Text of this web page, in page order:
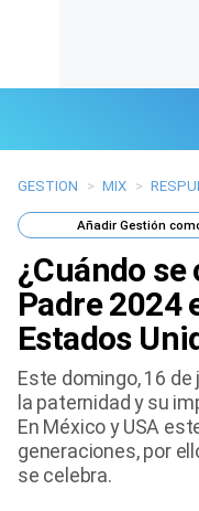
Últimas Noticias
Mi Bolsillo
Respuestas
Gente
Vida Laboral
Tendencias Mix
GESTION > MIX >
AñadirGestión
¿Cuándo se
Padre 2024
Estados
Este domingo, 16
la paternidad y su
En México y USA
generaciones, por
se celebra.